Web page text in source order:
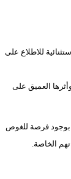
للاطلاع على
العميق على
بوجود فرصة للغوص
الخاصة.